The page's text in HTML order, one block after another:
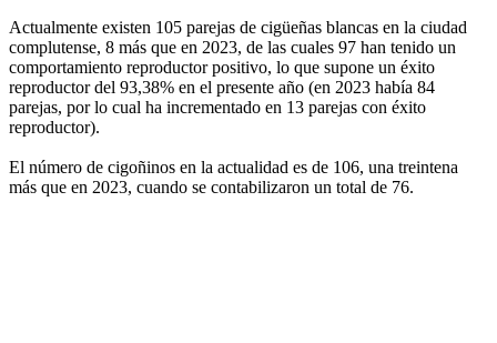
Actualmente existen 105 parejas de cigüeñas blancas en la ciudad
complutense, 8 más que en 2023, de las cuales 97 han tenido un
comportamiento reproductor positivo, lo que supone un éxito
reproductor del 93,38% en el presente año (en 2023 había 84
parejas, por lo cual ha incrementado en 13 parejas con éxito
reproductor).
El número de cigoñinos en la actualidad es de 106, una treintena
más que en 2023, cuando se contabilizaron un total de 76.